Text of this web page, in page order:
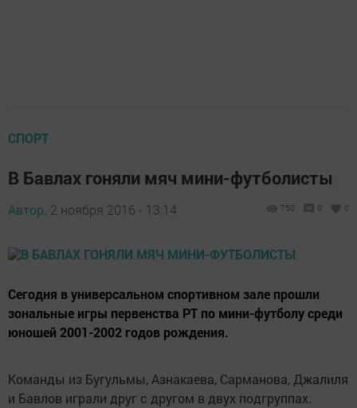
СПОРТ
В Бавлах гоняли мяч мини-футболисты
Автор, 2 ноября 2016 - 13:14 750 0 0
Сегодня в универсальном спортивном зале прошли
зональные игры первенства РТ по мини-футболу среди
юношей 2001-2002 годов рождения.
Команды из Бугульмы, Азнакаева, Сарманова, Джалиля
и Бавлов играли друг с другом в двух подгруппах.